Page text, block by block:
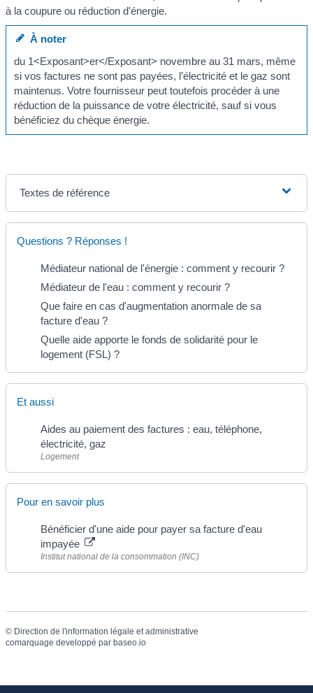
à la coupure ou réduction d'énergie.
À noter
du 1<Exposant>er</Exposant> novembre au 31 mars, même
si vos factures ne sont pas payées, l’électricité et le gaz sont
maintenus. Votre fournisseur peut toutefois procéder à une
réduction de la puissance de votre électricité, sauf si vous
bénéficiez du chèque énergie.
Textes de référence
Questions ? Réponses !
Médiateur national de l'énergie : comment y recourir ?
Médiateur de l'eau : comment y recourir ?
Que faire en cas d'augmentation anormale de sa
facture d'eau ?
Quelle aide apporte le fonds de solidarité pour le
logement (FSL) ?
Et aussi
Aides au paiement des factures : eau, téléphone,
électricité, gaz
Logement
Pour en savoir plus
Bénéficier d'une aide pour payer sa facture d'eau
impayée
Institut national de la consommation (INC)
© Direction de l'information légale et administrative
comarquage developpé par baseo.io